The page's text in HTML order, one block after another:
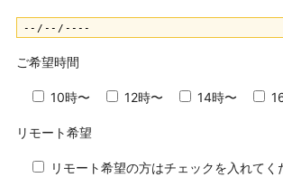
ご希望時間
10時〜 12時〜 14時〜
リモート希望
リモート希望の方はチェックを入れてく